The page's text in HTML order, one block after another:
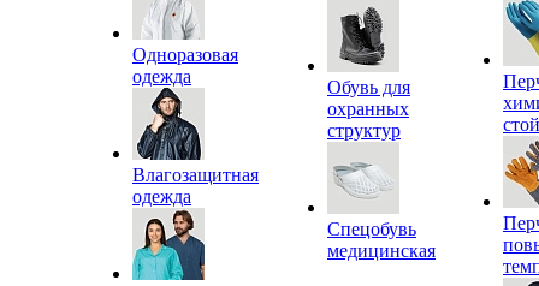
Одноразовая
одежда
Влагозащитная
одежда
Обувь для
охранных
структур
Спецобувь
медицинская